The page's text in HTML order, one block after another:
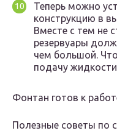
Теперь можно
конструкцию в
Вместе с тем не
резервуары
чем большой.
подачу
Фонтан готов к
Полезные советы по